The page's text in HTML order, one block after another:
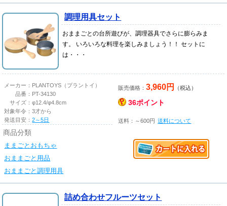
調理用具セット
おままごとの台所遊びが、調理器具でさらに膨らみま
す。 いろいろな料理を楽しみましょう！！ セットに
は・・・
メーカー： PLANTOYS（プラントイ）
品番： PT-34130
サイズ：φ12.4/φ4.8cm
対象年令：3才から
発送目安：2～5日
商品分類
ままごとおもちゃ
おままごと用品
おままごと調理用具
販売価格：3,960円 （税込）
36ポイント
送料：～600円 送料について
詰め合わせフルーツセット